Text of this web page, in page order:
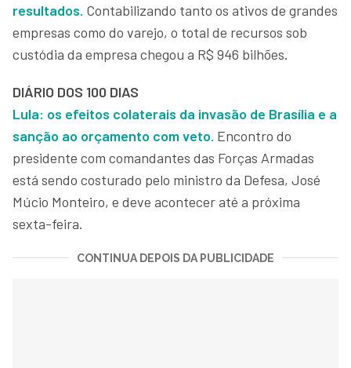
resultados. Contabilizando tanto os ativos de grandes
empresas como do varejo, o total de recursos sob
custódia da empresa chegou a R$ 946 bilhões.
DIÁRIO DOS 100 DIAS
Lula: os efeitos colaterais da invasão de Brasília e a
sanção ao orçamento com veto. Encontro do
presidente com comandantes das Forças Armadas
está sendo costurado pelo ministro da Defesa, José
Múcio Monteiro, e deve acontecer até a próxima
sexta-feira.
CONTINUA DEPOIS DA PUBLICIDADE